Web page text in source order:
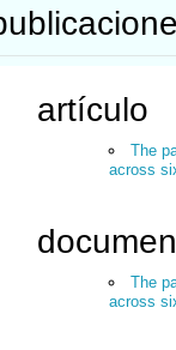
artículo
The
across
The
across